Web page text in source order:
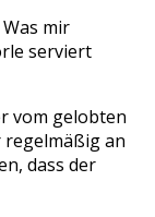
Was mir
serviert
vom gelobten
an
dass der